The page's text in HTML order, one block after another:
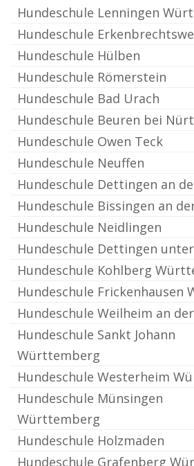
Hundeschule Lenningen
Hundeschule
Hundeschule Hülben
Hundeschule Römerstein
Hundeschule Bad Urach
Hundeschule Beuren bei
Hundeschule Owen Teck
Hundeschule Neuffen
Hundeschule Dettingen an
Hundeschule Bissingen an
Hundeschule Neidlingen
Hundeschule Dettingen
Hundeschule Kohlberg
Hundeschule Frickenhausen
Hundeschule Weilheim an
Hundeschule Sankt Johann
Württemberg
Hundeschule Westerheim
Hundeschule Münsingen
Württemberg
Hundeschule Holzmaden
Hundeschule Grafenberg